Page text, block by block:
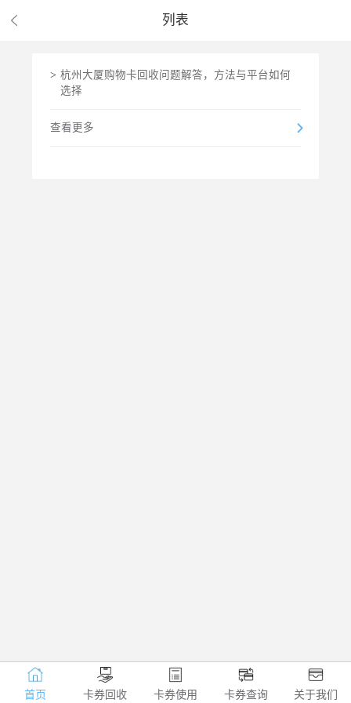
列表
> 杭州大厦购物卡回收问题解答，方法与平台如何
选择
查看更多
首页 卡券回收 卡券使用 卡券查询 关于我们